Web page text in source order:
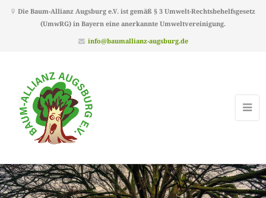
Die Baum-Allianz Augsburg e.V. ist gemäß § 3 Umwelt-Rechtsbehelfsgesetz
(UmwRG) in Bayern eine anerkannte Umweltvereinigung.
info@baumallianz-augsburg.de